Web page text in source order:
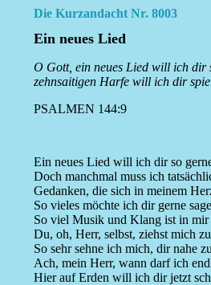
Die Kurzandacht Nr. 8003
Ein neues Lied
O Gott, ein neues Lied will ich dir
zehnsaitigen Harfe will ich dir
PSALMEN 144:9
Ein neues Lied will ich dir so
Doch manchmal muss ich
Gedanken, die sich in meinem
So vieles möchte ich dir gerne
So viel Musik und Klang ist in mir
Du, oh, Herr, selbst, ziehst mich
So sehr sehne ich mich, dir nahe
Ach, mein Herr, wann darf ich
Hier auf Erden will ich dir jetzt